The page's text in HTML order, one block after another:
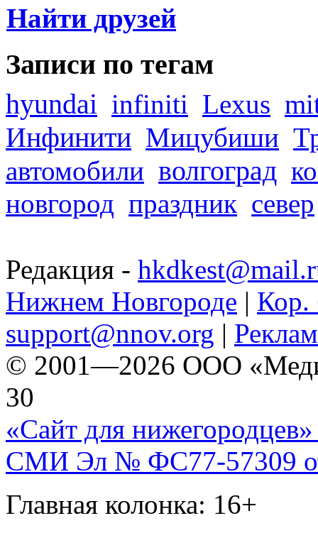
Найти друзей
Записи по тегам
hyundai infiniti Lexus
Инфинити Мицубиши
автомобили волгоград
новгород праздник север
Редакция -
Нижнем Новгороде | Кор.
support@nnov.org |
© 2001—2026 ООО
30
«Сайт для нижегородцев»
СМИ Эл № ФС77-57309
Главная колонка: 16+